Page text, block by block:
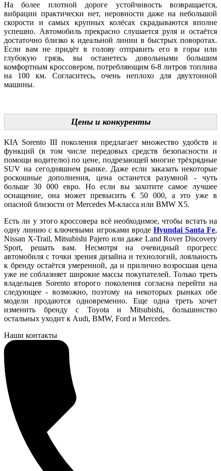
На более плотной дороге устойчивость возвращается,
вибрации практически нет, неровности даже на небольшой
скорости и самых крупных колёсах скрадываются вполне
успешно. Автомобиль прекрасно слушается руля и остаётся
достаточно близко к идеальной линии в быстрых поворотах.
Если вам не придёт в голову отправить его в горы или
глубокую грязь, вы останетесь довольными большим
комфортным кроссовером, потребляющим 6-8 литров топлива
на 100 км. Согласитесь, очень неплохо для двухтонной
машины.
Цены и конкуренты
KIA Sorento III поколения предлагает множество удобств и
функций (в том числе передовых средств безопасности и
помощи водителю) по цене, подрезающей многие трёхрядные
SUV на сегодняшнем рынке. Даже если заказать некоторые
роскошные дополнения, цена останется разумной - чуть
больше 30 000 евро. Но если вы захотите самое лучшее
оснащение, она может превысить € 50 000, а это уже в
опасной близости от Mercedes M-класса или BMW X5.
Есть ли у этого кроссовера всё необходимое, чтобы встать на
одну линию с ключевыми игроками вроде Hyundai Santa Fe,
Nissan X-Trail, Mitsubishi Pajero или даже Land Rover Discovery
Sport, решать вам. Несмотря на очевидный прогресс
автомобиля с точки зрения дизайна и технологий, лояльность
к бренду остаётся умеренной, да и прилично возросшая цена
уже не соблазняет широкие массы покупателей. Только треть
владельцев Sorento второго поколения согласна перейти на
следующее - возможно, поэтому на некоторых рынках обе
модели продаются одновременно. Еще одна треть хочет
изменить бренду с Toyota и Mitsubishi, большинство
остальных уходит к Audi, BMW, Ford и Mercedes.
Наши контакты